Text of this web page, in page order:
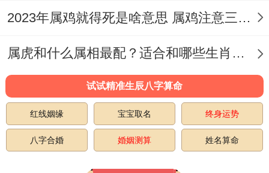
2023年属鸡就得死是啥意思 属鸡注意三点可化解劫难
属虎和什么属相最配？适合和哪些生肖结婚？
试试精准生辰八字算命
红线姻缘 宝宝取名 终身运势
八字合婚 婚姻测算 姓名算命